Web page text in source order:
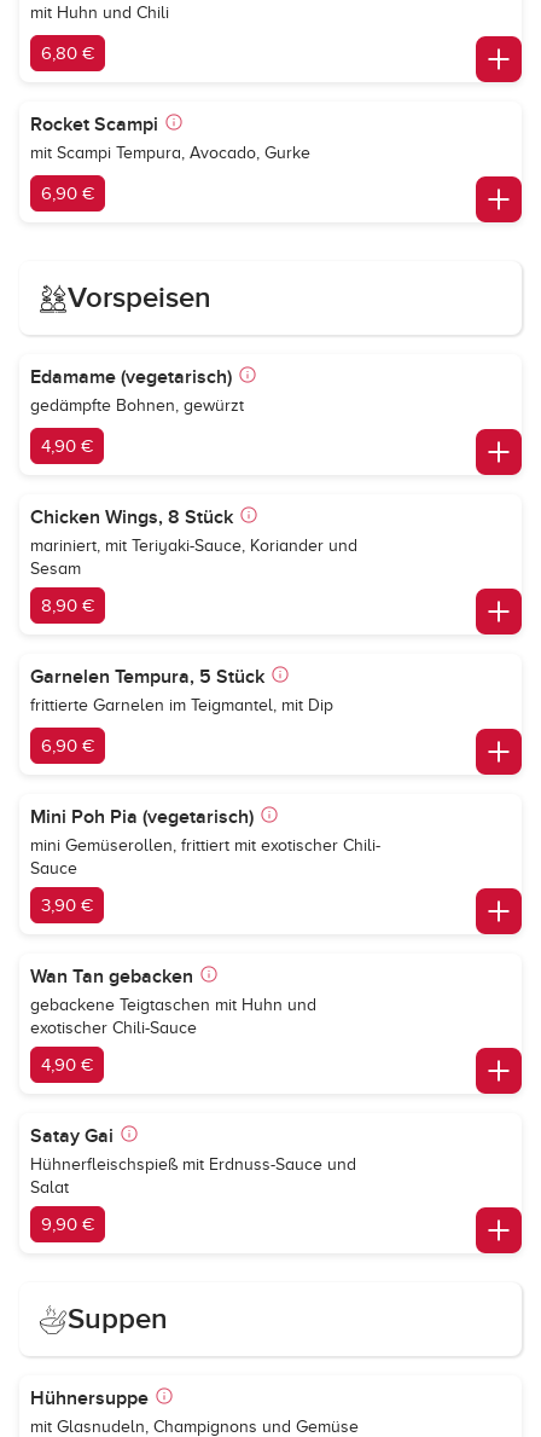
mit Huhn und Chili
6,80 €
Rocket Scampi
mit Scampi Tempura, Avocado, Gurke
6,90 €
Vorspeisen
Edamame (vegetarisch)
gedämpfte Bohnen, gewürzt
4,90 €
Chicken Wings, 8 Stück
mariniert, mit Teriyaki-Sauce, Koriander und
Sesam
8,90 €
Garnelen Tempura, 5 Stück
frittierte Garnelen im Teigmantel, mit Dip
6,90 €
Mini Poh Pia (vegetarisch)
mini Gemüserollen, frittiert mit exotischer Chili-
Sauce
3,90 €
Wan Tan gebacken
gebackene Teigtaschen mit Huhn und
exotischer Chili-Sauce
4,90 €
Satay Gai
Hühnerfleischspieß mit Erdnuss-Sauce und
Salat
9,90 €
Suppen
Hühnersuppe
mit Glasnudeln, Champignons und Gemüse